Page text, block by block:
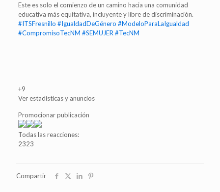
Este es solo el comienzo de un camino hacia una comunidad
educativa más equitativa, incluyente y libre de discriminación.
#ITSFresnillo #IgualdadDeGénero #ModeloParaLaIgualdad
#CompromisoTecNM #SEMUJER #TecNM
+9
Ver estadísticas y anuncios
Promocionar publicación
Todas las reacciones:
2323
Compartir